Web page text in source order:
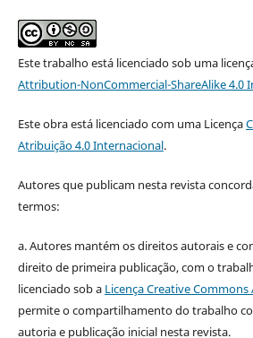
Este trabalho está licenciado sob uma
Attribution-NonCommercial-ShareAlike 4.0
Este obra está licenciado com uma Licença
Atribuição 4.0 Internacional.
Autores que publicam nesta revista
termos:
a. Autores mantém os direitos autorais e
direito de primeira publicação, com o
licenciado sob a Licença Creative
permite o compartilhamento do trabalho
autoria e publicação inicial nesta revista.